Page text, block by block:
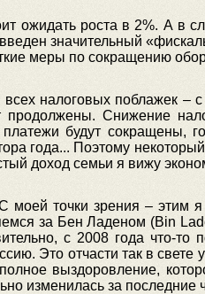
ожидать роста в 2%. А в
значительный
меры по сокращению
налоговых поблажек –
Снижение
будут сокращены,
года... Поэтому
доход семьи я вижу
моей точки зрения –
за Бен Ладеном (Bin
с 2008 года что-
Это отчасти так в
выздоровление,
изменилась за последние